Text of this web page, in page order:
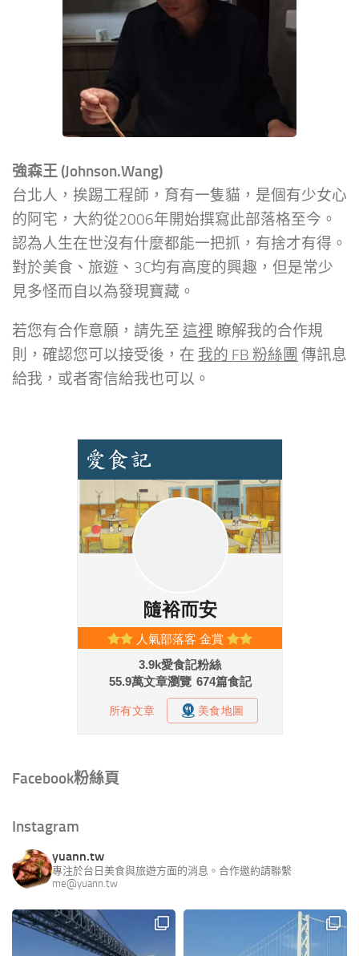
強森王 (Johnson.Wang)
台北人，挨踢工程師，育有一隻貓，是個有少女心
的阿宅，大約從2006年開始撰寫此部落格至今。
認為人生在世沒有什麼都能一把抓，有捨才有得。
對於美食、旅遊、3C均有高度的興趣，但是常少
見多怪而自以為發現寶藏。
若您有合作意願，請先至 這裡 瞭解我的合作規
則，確認您可以接受後，在 我的 FB 粉絲團 傳訊息
給我，或者寄信給我也可以。
Facebook粉絲頁
Instagram
yuann.tw
專注於台日美食與旅遊方面的消息。合作邀約請聯繫
me@yuann.tw